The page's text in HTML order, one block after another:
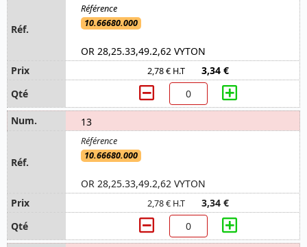
10.66680.000
OR 28,25.33,49.2,62 VYTON
2,78 € H.T 3,34 €
13
10.66680.000
OR 28,25.33,49.2,62 VYTON
2,78 € H.T 3,34 €